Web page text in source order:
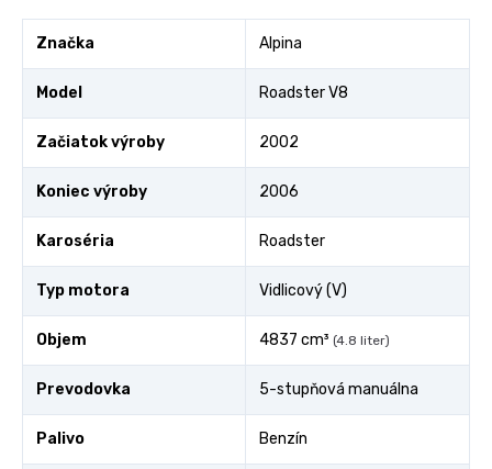
Značka Alpina
Model Roadster V8
Začiatok výroby 2002
Koniec výroby 2006
Karoséria Roadster
Typ motora Vidlicový (V)
Objem 4837 cm³ (4.8 liter)
Prevodovka 5-stupňová manuálna
Palivo Benzín